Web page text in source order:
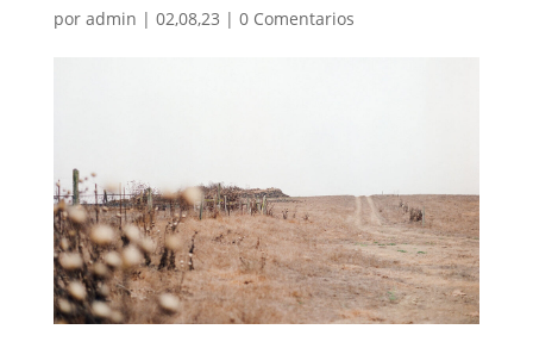
por admin | 02,08,23 | 0 Comentarios